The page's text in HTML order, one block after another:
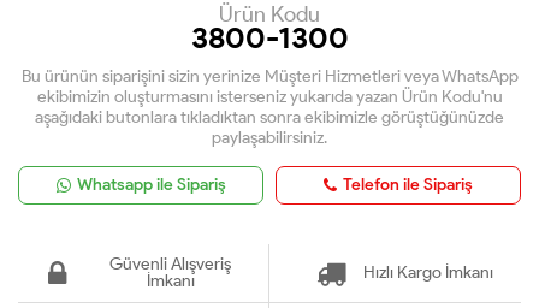
Ürün Kodu
3800-1300
Bu ürünün siparişini sizin yerinize Müşteri Hizmetleri veya WhatsApp
ekibimizin oluşturmasını isterseniz yukarıda yazan Ürün Kodu'nu
aşağıdaki butonlara tıkladıktan sonra ekibimizle görüştüğünüzde
paylaşabilirsiniz.
Whatsapp ile Sipariş Telefon ile Sipariş
Güvenli Alışveriş
İmkanı
Hızlı Kargo İmkanı